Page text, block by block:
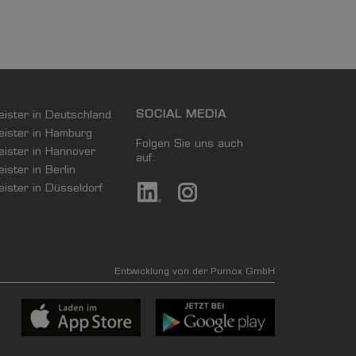
in Deutschland
in Hamburg
in Hannover
in Berlin
in Düsseldorf
SOCIAL MEDIA
Folgen Sie uns auch
auf:
Entwicklung von der Pumox GmbH